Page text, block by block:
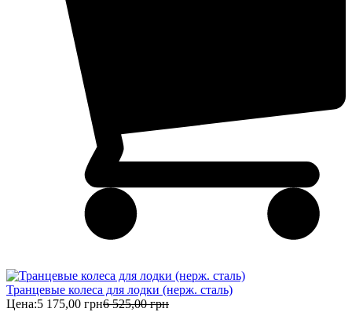
Транцевые колеса для лодки (нерж. сталь)
Цена:5 175,00 грн6 525,00 грн